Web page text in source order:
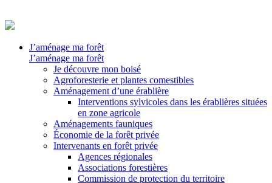
J’aménage ma forêt
J’aménage ma forêt
Je découvre mon boisé
Agroforesterie et plantes comestibles
Aménagement d’une érablière
Interventions sylvicoles dans les érablières situées
en zone agricole
Aménagements fauniques
Économie de la forêt privée
Intervenants en forêt privée
Agences régionales
Associations forestières
Commission de protection du territoire